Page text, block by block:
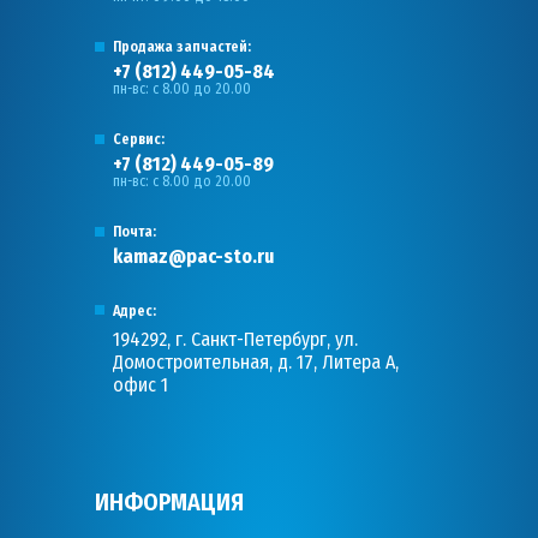
Продажа запчастей:
+7 (812) 449-05-84
пн-вс: с 8.00 до 20.00
Сервис:
+7 (812) 449-05-89
пн-вс: с 8.00 до 20.00
Почта:
kamaz@pac-sto.ru
Адрес:
194292, г. Санкт-Петербург, ул.
Домостроительная, д. 17, Литера А,
офис 1
ИНФОРМАЦИЯ